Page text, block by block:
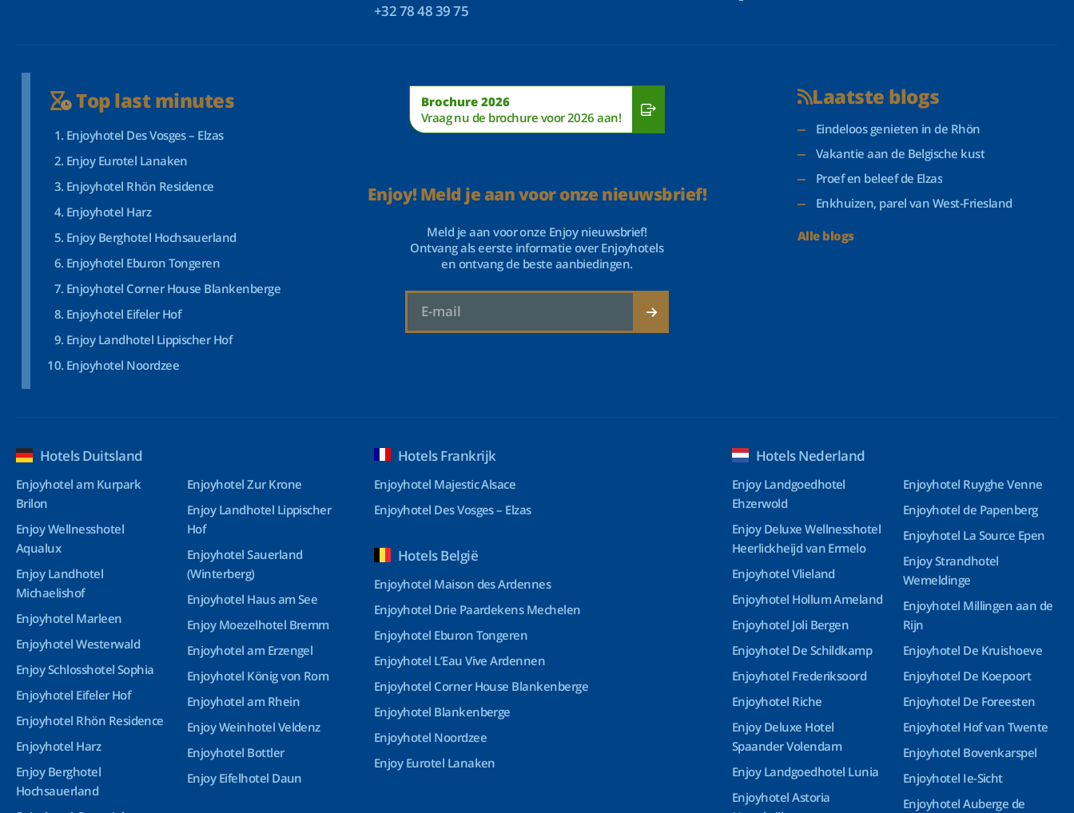
+32 78 48 39 75
Top last minutes
Enjoyhotel Des Vosges – Elzas
Enjoy Eurotel Lanaken
Enjoyhotel Rhön Residence
Enjoyhotel Harz
Enjoy Berghotel Hochsauerland
Enjoyhotel Eburon Tongeren
Enjoyhotel Corner House Blankenberge
Enjoyhotel Eifeler Hof
Enjoy Landhotel Lippischer Hof
Enjoyhotel Noordzee
Brochure 2026
Vraag nu de brochure voor 2026 aan!
Enjoy! Meld je aan voor onze nieuwsbrief!
Meld je aan voor onze Enjoy nieuwsbrief!
Ontvang als eerste informatie over Enjoyhotels
en ontvang de beste aanbiedingen.
Laatste blogs
Eindeloos genieten in de Rhön
Vakantie aan de Belgische kust
Proef en beleef de Elzas
Enkhuizen, parel van West-Friesland
Alle blogs
Hotels Duitsland
Enjoyhotel am Kurpark
Brilon
Enjoy Wellnesshotel
Aqualux
Enjoy Landhotel
Michaelishof
Enjoyhotel Marleen
Enjoyhotel Westerwald
Enjoy Schlosshotel Sophia
Enjoyhotel Eifeler Hof
Enjoyhotel Rhön Residence
Enjoyhotel Harz
Enjoy Berghotel
Hochsauerland
Enjoyhotel Zur Krone
Enjoy Landhotel Lippischer
Hof
Enjoyhotel Sauerland
(Winterberg)
Enjoyhotel Haus am See
Enjoy Moezelhotel Bremm
Enjoyhotel am Erzengel
Enjoyhotel König von Rom
Enjoyhotel am Rhein
Enjoy Weinhotel Veldenz
Enjoyhotel Bottler
Enjoy Eifelhotel Daun
Hotels Frankrijk
Enjoyhotel Majestic Alsace
Enjoyhotel Des Vosges – Elzas
Hotels België
Enjoyhotel Maison des Ardennes
Enjoyhotel Drie Paardekens Mechelen
Enjoyhotel Eburon Tongeren
Enjoyhotel L’Eau Vive Ardennen
Enjoyhotel Corner House Blankenberge
Enjoyhotel Blankenberge
Enjoyhotel Noordzee
Enjoy Eurotel Lanaken
Hotels Nederland
Enjoy Landgoedhotel
Ehzerwold
Enjoy Deluxe Wellnesshotel
Heerlickheijd van Ermelo
Enjoyhotel Vlieland
Enjoyhotel Hollum Ameland
Enjoyhotel Joli Bergen
Enjoyhotel De Schildkamp
Enjoyhotel Frederiksoord
Enjoyhotel Riche
Enjoy Deluxe Hotel
Spaander Volendam
Enjoy Landgoedhotel Lunia
Enjoyhotel Astoria
Enjoyhotel Ruyghe Venne
Enjoyhotel de Papenberg
Enjoyhotel La Source Epen
Enjoy Strandhotel
Wemeldinge
Enjoyhotel Millingen aan de
Rijn
Enjoyhotel De Kruishoeve
Enjoyhotel De Koepoort
Enjoyhotel De Foreesten
Enjoyhotel Hof van Twente
Enjoyhotel Bovenkarspel
Enjoyhotel Ie-Sicht
Enjoyhotel Auberge de